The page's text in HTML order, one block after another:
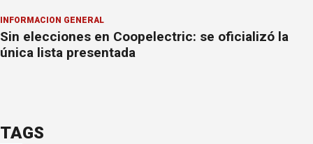
INFORMACION GENERAL
Sin elecciones en Coopelectric: se oficializó la
única lista presentada
TAGS